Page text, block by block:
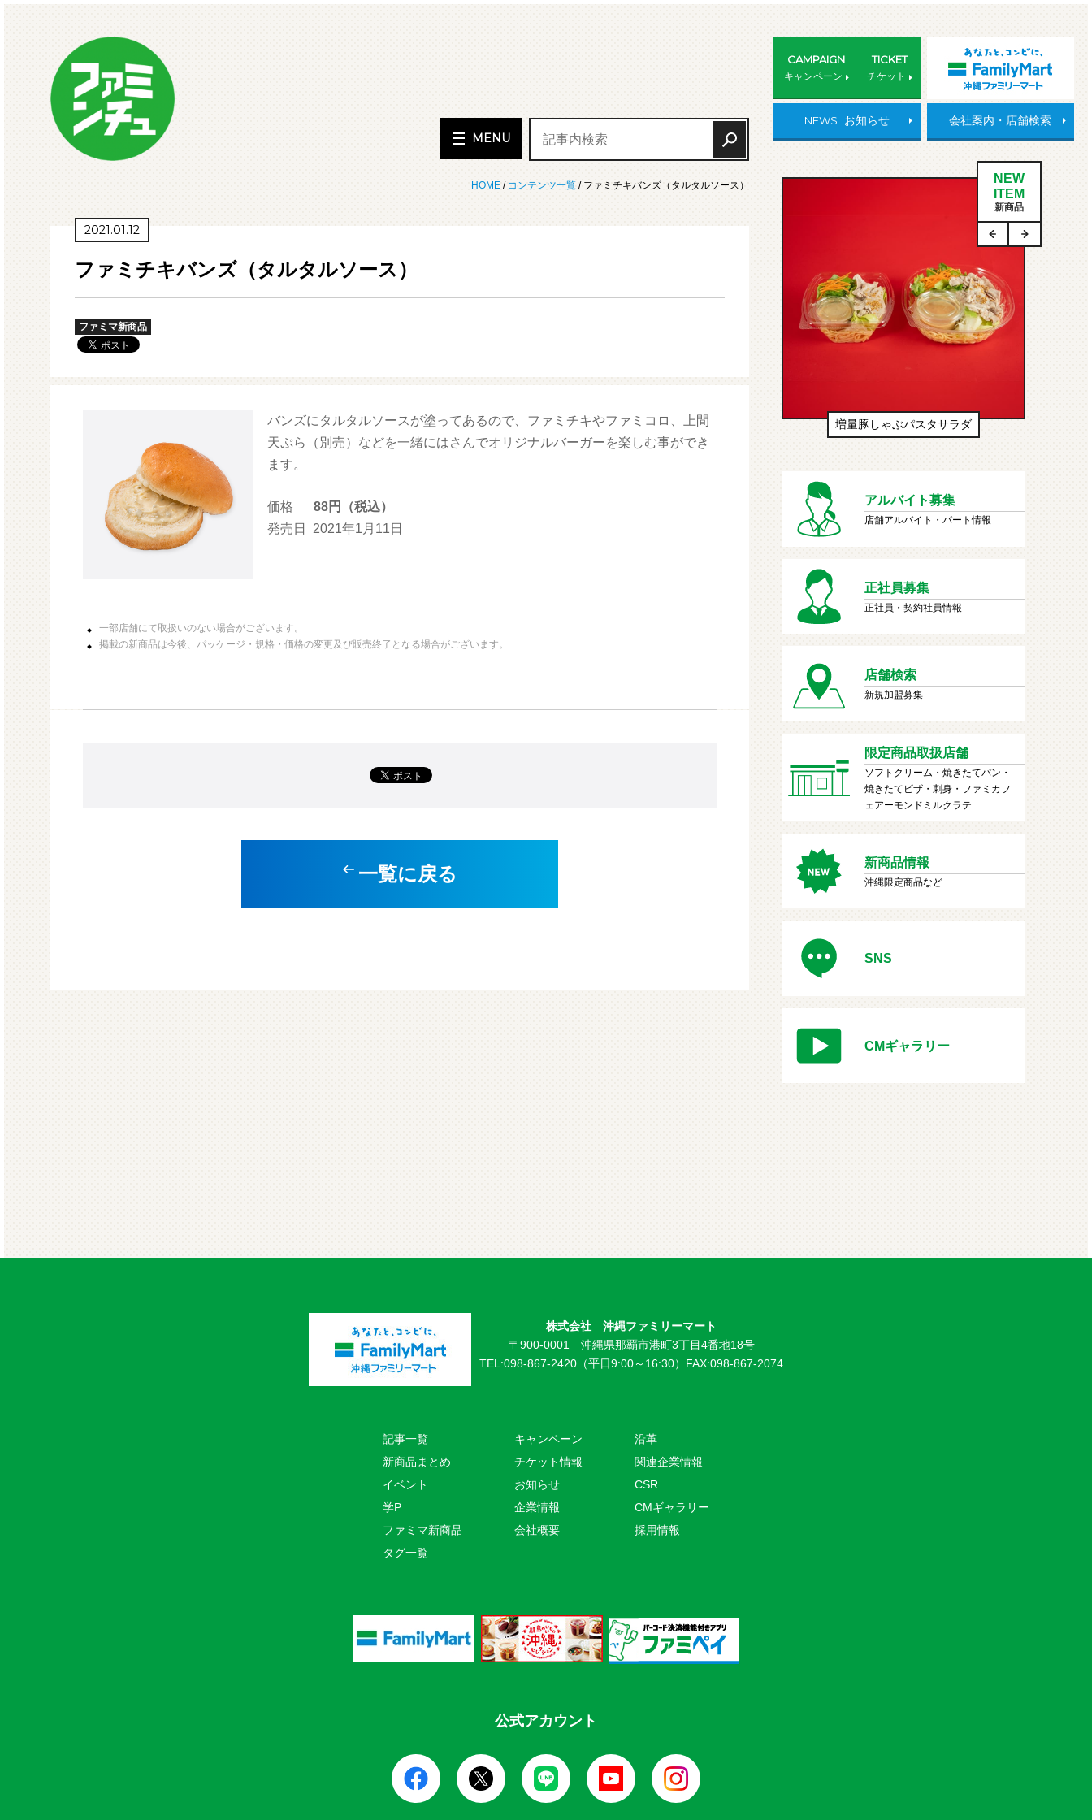
MENU
CAMPAIGN
キャンペーン
TICKET
チケット
NEWS お知らせ 会社案内・店舗検索
HOME / コンテンツ一覧 / ファミチキバンズ（タルタルソース）
2021.01.12
ファミチキバンズ（タルタルソース）
ファミマ新商品
バンズにタルタルソースが塗ってあるので、ファミチキやファミコロ、上間
天ぷら（別売）などを一緒にはさんでオリジナルバーガーを楽しむ事ができ
ます。
価格
88円（税込）
発売日
2021年1月11日
一部店舗にて取扱いのない場合がございます。
掲載の新商品は今後、パッケージ・規格・価格の変更及び販売終了となる場合がございます。
一覧に戻る
NEW
ITEM
新商品
モルガサンリオ（プクプクシー
ル）
増量 ファミマ・ザ・クレープ 生
チョコ
増量豚しゃぶパスタサラダ
アルバイト募集
店舗アルバイト・パート情報
正社員募集
正社員・契約社員情報
店舗検索
新規加盟募集
限定商品取扱店舗
ソフトクリーム・焼きたてパン・
焼きたてピザ・刺身・ファミカフ
ェアーモンドミルクラテ
新商品情報
沖縄限定商品など
SNS
CMギャラリー
株式会社 沖縄ファミリーマート
〒900-0001 沖縄県那覇市港町3丁目4番地18号
TEL:098-867-2420（平日9:00～16:30） FAX:098-867-2074
記事一覧
新商品まとめ
イベント
学P
ファミマ新商品
タグ一覧
キャンペーン
チケット情報
お知らせ
企業情報
会社概要
沿革
関連企業情報
CSR
CMギャラリー
採用情報
公式アカウント